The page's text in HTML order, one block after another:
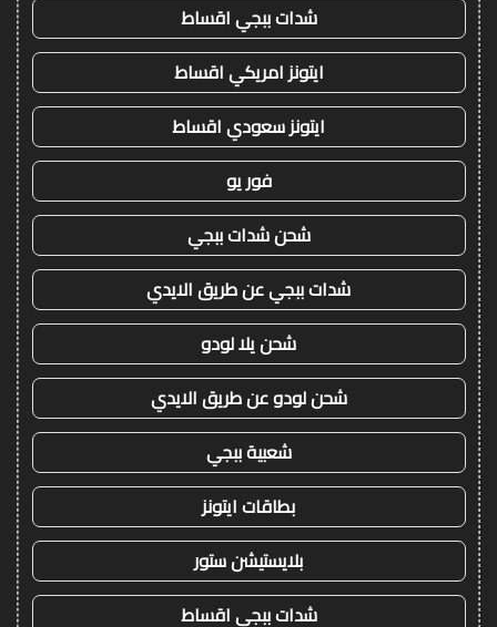
شدات ببجي اقساط
ايتونز امريكي اقساط
ايتونز سعودي اقساط
فور يو
شحن شدات ببجي
شدات ببجي عن طريق الايدي
شحن يلا لودو
شحن لودو عن طريق الايدي
شعبية ببجي
بطاقات ايتونز
بلايستيشن ستور
شدات ببجي اقساط